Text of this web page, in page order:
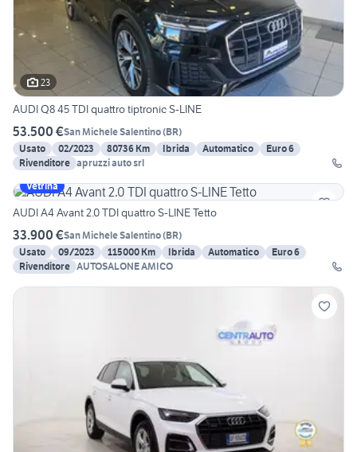
23
AUDI Q8 45 TDI quattro tiptronic S-LINE
53.500 €San Michele Salentino(BR)
Usato
02/2023 80736 Km Ibrida Automatico
Euro 6
Rivenditore apruzzi auto srl
Vetrina
AUDI A4 Avant 2.0 TDI quattro S-LINE Tetto
33.900 €San Michele Salentino(BR)
Usato
09/2023 115000 Km Ibrida Automatico
Euro 6
Rivenditore AUTOSALONE AMICO